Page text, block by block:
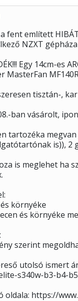
a fent említett
NZXT
Egy 14cm-es
MasterFan
tisztán-,
ban vásárolt,
tartozéka
is)), 2
is meglehet ha
környéke
és környéke
szerint
utolsó ismert
s340w-b3-b4-
oldala: https://